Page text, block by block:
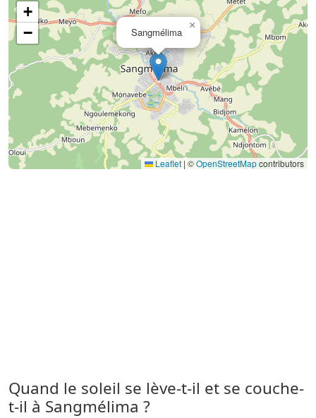
Sangmélima
×
+
−
Leaflet | ©OpenStreetMapcontributors
Quand le soleil se lève-t-il et se couche-
t-il à Sangmélima ?